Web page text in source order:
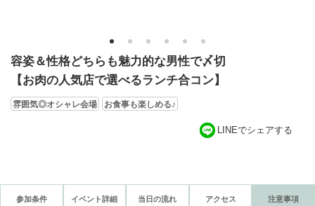
1 2 3 4 5 6
容姿＆性格どちらも魅力的な男性で〆切
【お肉の人気店で選べるランチ合コン】
雰囲気◎オシャレ会場 お食事も楽しめる♪
LINEでシェアする
参加条件 イベント詳細 当日の流れ アクセス 注意事項